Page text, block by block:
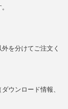
を分けてご注文く
ウンロード情報、